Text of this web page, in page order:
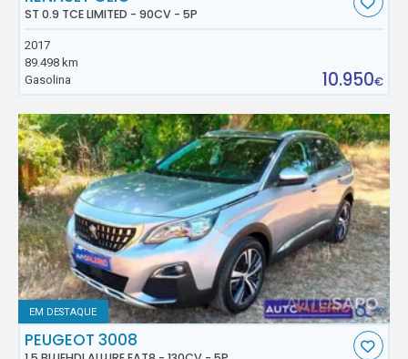
ST 0.9 TCE LIMITED - 90CV - 5P
2017
89.498 km
Gasolina
10.950€
EM DESTAQUE
PEUGEOT 3008